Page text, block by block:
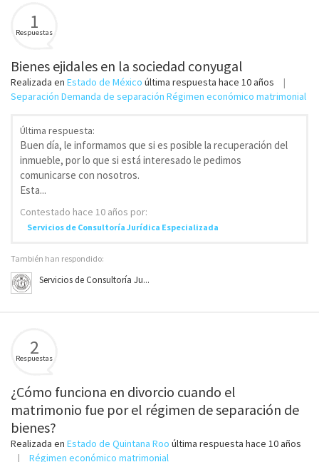
1
Respuestas
Bienes ejidales en la sociedad conyugal
Realizada en Estado de México última respuesta hace 10 años
Separación Demanda de separación Régimen económico matrimonial
Última respuesta:
Buen día, le informamos que si es posible la recuperación del
inmueble, por lo que si está interesado le pedimos
comunicarse con nosotros.
Esta...
Contestado hace 10 años por:
Servicios de Consultoría Jurídica Especializada
También han respondido:
Servicios de Consultoría Ju...
2
Respuestas
¿Cómo funciona en divorcio cuando el
matrimonio fue por el régimen de separación de
bienes?
Realizada en Estado de Quintana Roo última respuesta hace 10 años
Régimen económico matrimonial